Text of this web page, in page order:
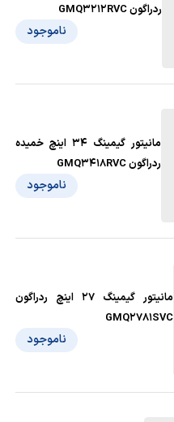
ردراگون GMQ3212RVC
ناموجود
مانیتور گیمینگ 34 اینچ خمیده
ردراگون GMQ3418RVC
ناموجود
مانیتور گیمینگ 27 اینچ ردراگون
GMQ2781SVC
ناموجود